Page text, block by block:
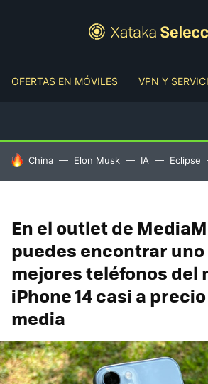
OFERTAS EN MÓVILES VPN Y
HOY SE HABLA DE
China Elon Musk IA Eclipse
En el outlet de
puedes encontrar uno
mejores teléfonos del
iPhone 14 casi a
media